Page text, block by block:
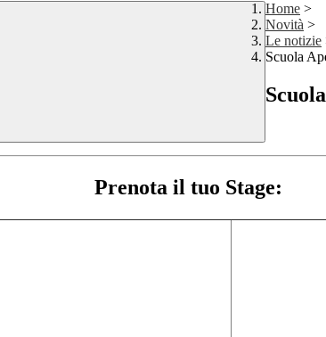
Home >
Novità >
Le notizie
Scuola
Prenota il tuo Stage: